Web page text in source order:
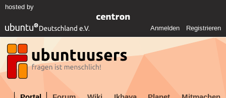
hosted by
Anmelden Registrieren